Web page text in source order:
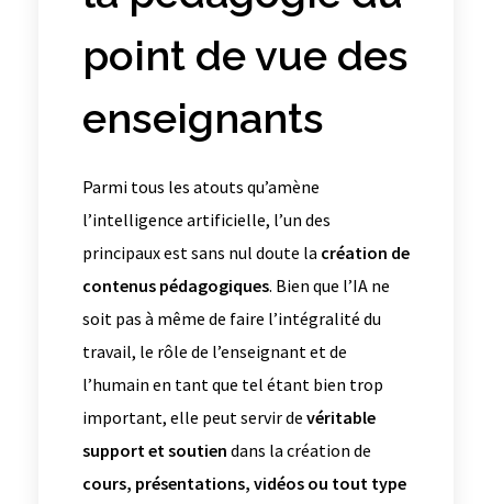
point de vue des
enseignants
Parmi tous les atouts qu’amène
l’intelligence artificielle, l’un des
principaux est sans nul doute la création de
contenus pédagogiques. Bien que l’IA ne
soit pas à même de faire l’intégralité du
travail, le rôle de l’enseignant et de
l’humain en tant que tel étant bien trop
important, elle peut servir de véritable
support et soutien dans la création de
cours, présentations, vidéos ou tout type